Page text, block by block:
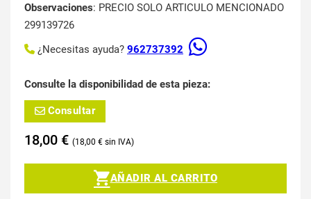
Observaciones: PRECIO SOLO ARTICULO MENCIONADO
299139726
¿Necesitas ayuda? 962737392
Consulte la disponibilidad de esta pieza:
Consultar
18,00 € 18,00 €
AÑADIR AL CARRITO